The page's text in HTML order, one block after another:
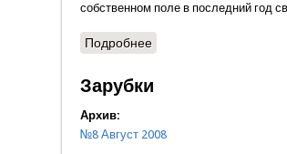
собственном поле в последний год
Подробнее
Зарубки
Архив:
№8 Август 2008